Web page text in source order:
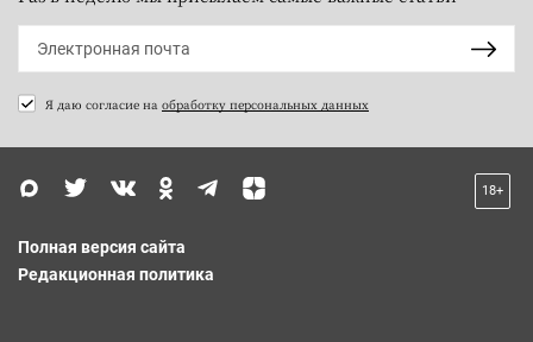
Я даю согласие на обработку персональных данных
18+
Полная версия сайта
Редакционная политика